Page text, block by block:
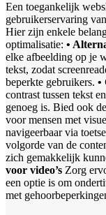
Een toegankelijk
gebruikerservaring
Hier zijn enkele
optimalisatie: •
elke afbeelding op je
tekst, zodat
beperkte gebruikers. •
contrast tussen tekst
genoeg is. Bied ook
voor mensen met
navigeerbaar via
volgorde van de
zich gemakkelijk
voor video’s Zorg
een optie is om
met